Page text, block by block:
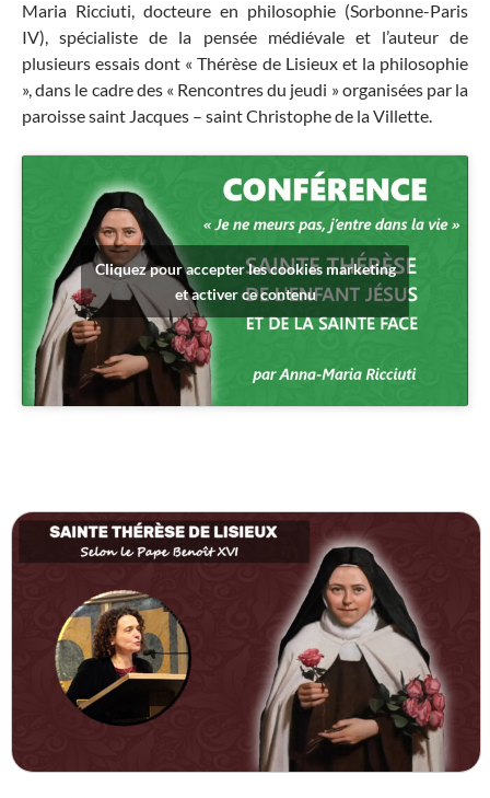
Maria Ricciuti, docteure en philosophie (Sorbonne-Paris
IV), spécialiste de la pensée médiévale et l’auteur de
plusieurs essais dont « Thérèse de Lisieux et la philosophie
», dans le cadre des « Rencontres du jeudi » organisées par la
paroisse saint Jacques – saint Christophe de la Villette.
Cliquez pour accepter les cookies marketing
et activer ce contenu